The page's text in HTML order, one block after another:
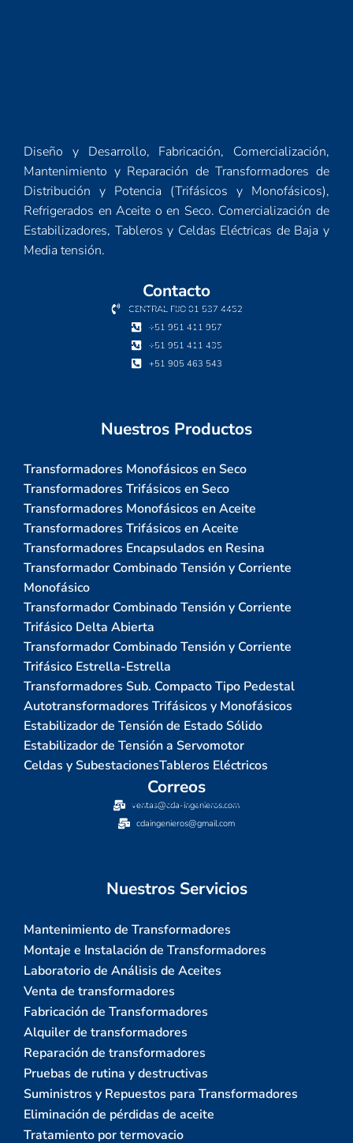
Diseño y Desarrollo, Fabricación, Comercialización,
Mantenimiento y Reparación de Transformadores de
Distribución y Potencia (Trifásicos y Monofásicos),
Refrigerados en Aceite o en Seco. Comercialización de
Estabilizadores, Tableros y Celdas Eléctricas de Baja y
Media tensión.
Contacto
CENTRAL FIJO 01 537 4452
+51 951 411 957
+51 951 411 435
+51 905 463 543
Nuestros Productos
Transformadores Monofásicos en Seco
Transformadores Trifásicos en Seco
Transformadores Monofásicos en Aceite
Transformadores Trifásicos en Aceite
Transformadores Encapsulados en Resina
Transformador Combinado Tensión y Corriente
Monofásico
Transformador Combinado Tensión y Corriente
Trifásico Delta Abierta
Transformador Combinado Tensión y Corriente
Trifásico Estrella-Estrella
Transformadores Sub. Compacto Tipo Pedestal
Autotransformadores Trifásicos y Monofásicos
Estabilizador de Tensión de Estado Sólido
Estabilizador de Tensión a Servomotor
Celdas y SubestacionesTableros Eléctricos
Correos
ventas@cda-ingenieros.com
cdaingenieros@gmail.com
Nuestros Servicios
Mantenimiento de Transformadores
Montaje e Instalación de Transformadores
Laboratorio de Análisis de Aceites
Venta de transformadores
Fabricación de Transformadores
Alquiler de transformadores
Reparación de transformadores
Pruebas de rutina y destructivas
Suministros y Repuestos para Transformadores
Eliminación de pérdidas de aceite
Tratamiento por termovacio